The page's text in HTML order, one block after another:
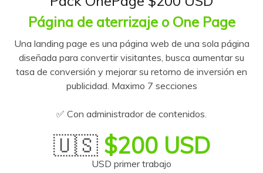
Página de aterrizaje o One Page
Una landing page es una página web de una sola página
diseñada para convertir visitantes, busca aumentar su
tasa de conversión y mejorar su retorno de inversión en
publicidad. Maximo 7 secciones
✅ Con administrador de contenidos.
🇺🇸 $200 USD
USD primer trabajo